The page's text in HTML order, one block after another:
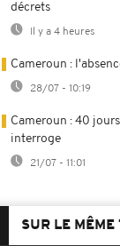
décrets
Il y a 4 heures
Cameroun :
28/07 - 10:19
Cameroun : 40
interroge
21/07 - 11:01
SUR LE MÊME